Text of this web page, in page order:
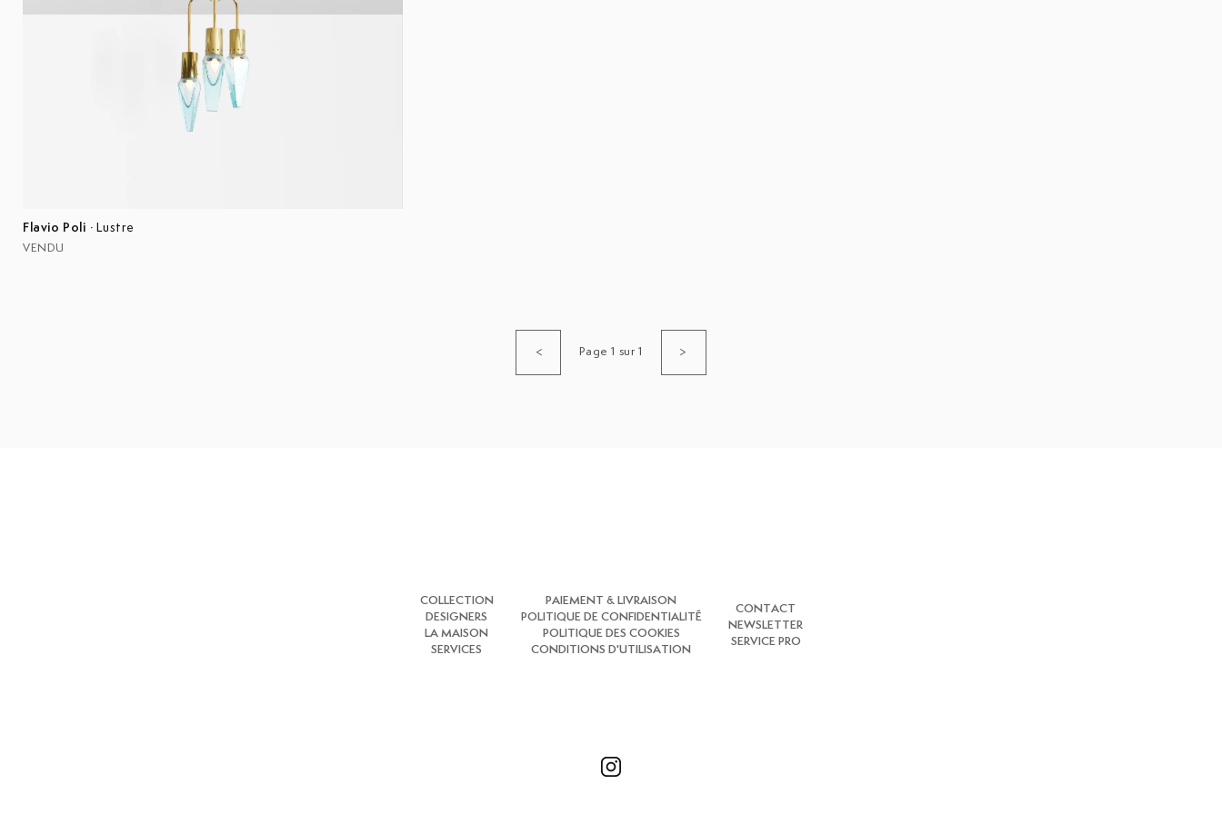
Flavio Poli · Lustre
VENDU
< Page 1 sur 1 >
COLLECTION
DESIGNERS
LA MAISON
SERVICES
PAIEMENT & LIVRAISON
POLITIQUE DE CONFIDENTIALITÉ
POLITIQUE DES COOKIES
CONDITIONS D'UTILISATION
CONTACT
NEWSLETTER
SERVICE PRO